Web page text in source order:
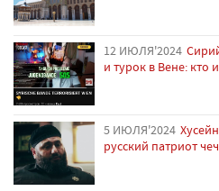
12 ИЮЛЯ'2024
и турок в Вене: кто
5 ИЮЛЯ'2024
русский патриот